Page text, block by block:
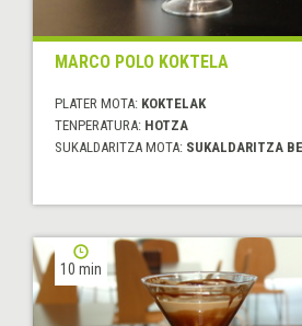
MARCO POLO KOKTELA
PLATER MOTA: KOKTELAK
TENPERATURA: HOTZA
SUKALDARITZA MOTA: SUKALDARITZA
10 min